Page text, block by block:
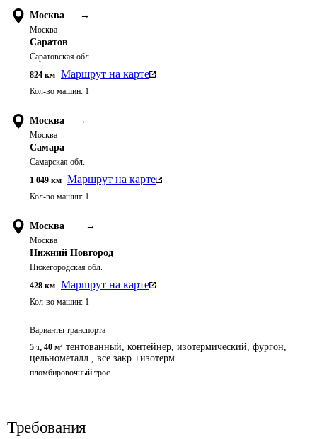
Москва →
Москва
Саратов
Саратовская обл.
824 км Маршрут на карте
Кол-во машин: 1
Москва →
Москва
Самара
Самарская обл.
1 049 км Маршрут на карте
Кол-во машин: 1
Москва →
Москва
Нижний Новгород
Нижегородская обл.
428 км Маршрут на карте
Кол-во машин: 1
Варианты транспорта
5 т, 40 м³ тентованный, контейнер, изотермический, фургон,
цельнометалл., все закр.+изотерм
пломбировочный трос
Требования